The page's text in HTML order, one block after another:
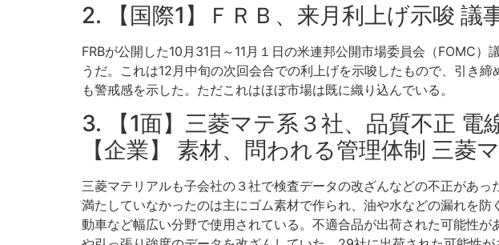
2. 【国際1】ＦＲＢ、来月利上げ示唆 議
FRBが公開した10月31日～11月１日の米連邦公開市場委員会（FOMC
うだ。これは12月中旬の次回会合での利上げを示唆したもので、引き
も警戒感を示した。ただこれはほぼ市場は既に織り込んでいる。
3. 【1面】三菱マテ系３社、品質不正
【企業】 素材、問われる管理体制 三菱
三菱マテリアルも子会社の３社で検査データの改ざんなどの不正があ
満たしていなかったのは主にゴム素材で作られ、油や水などの漏れを
動車など幅広い分野で使用されている。不適合品が出荷された可能性